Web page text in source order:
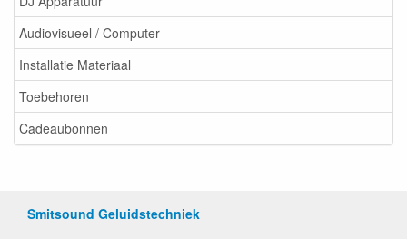
Audiovisueel / Computer
Installatie Materiaal
Toebehoren
Cadeaubonnen
Smitsound Geluidstechniek